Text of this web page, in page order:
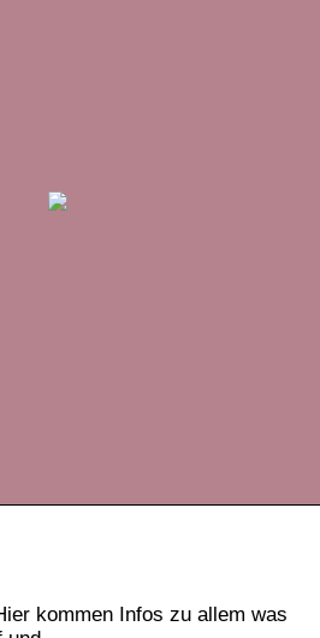
kommen Infos zu allem was